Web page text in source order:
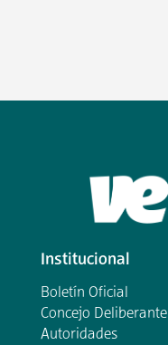
Institucional
Boletín Oficial
Concejo Deliberante
Autoridades